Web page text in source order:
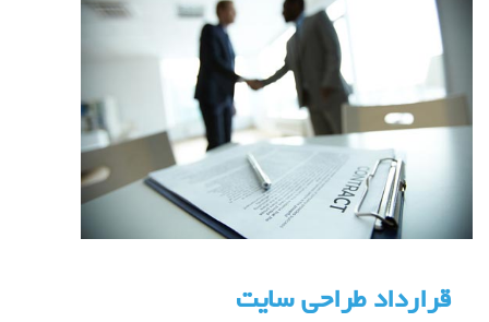
قرارداد طراحی سایت